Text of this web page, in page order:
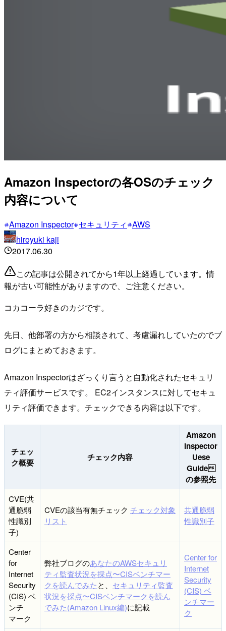
Amazon Inspectorの各OSのチェック
内容について
Amazon Inspector セキュリティ AWS
hiroyuki kaji
2017.06.30
この記事は公開されてから1年以上経過しています。情
報が古い可能性がありますので、ご注意ください。
コカコーラ好きのカジです。
先日、他部署の方から相談されて、考慮漏れしていたのでブ
ログにまとめておきます。
Amazon Inspectorはざっくり言うと自動化されたセキュリ
ティ評価サービスです。 EC2インスタンスに対してセキュ
リティ評価できます。チェックできる内容は以下です。
チェッ
ク概要
チェック内容
Amazon
Inspector
Uese
Guide
の参照先
CVE(共
通脆弱
性識別
子)
CVEの該当有無チェック チェック対象
リスト
共通脆弱
性識別子
Center
for
Internet
Security
(CIS) ベ
ンチ
マーク
弊社ブログのあなたのAWSセキュリ
ティ監査状況を採点〜CISベンチマー
クを読んでみたと、 セキュリティ監査
状況を採点〜CISベンチマークを読ん
でみた(Amazon Linux編)に記載
Center for
Internet
Security
(CIS) ベ
ンチマー
ク